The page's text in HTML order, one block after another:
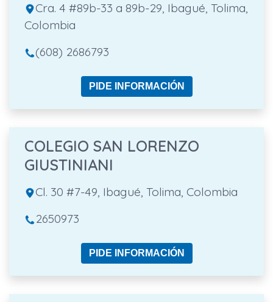
Cra. 4 #89b-33 a 89b-29, Ibagué, Tolima,
Colombia
(608) 2686793
PIDE INFORMACIÓN
COLEGIO SAN LORENZO
GIUSTINIANI
Cl. 30 #7-49, Ibagué, Tolima, Colombia
2650973
PIDE INFORMACIÓN